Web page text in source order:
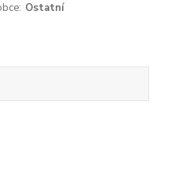
Ostatní